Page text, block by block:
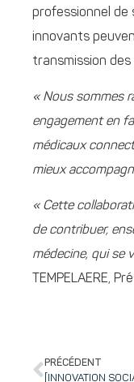
professionnel de
innovants
transmission des
« Nous sommes
engagement en
médicaux
mieux
« Cette
de contribuer,
médecine, qui se
TEMPELAERE,
PRÉCÉDENT
[INNOVATION